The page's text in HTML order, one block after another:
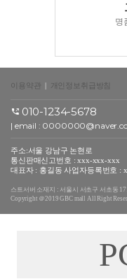
명
이용약관 | 개인정보취급방침
010-1234-5678
| email :
주소:서울 강남구 논현로
통신판매신고번호 : xxx-xxx-xxx
대표자 : 홍길동 사업자등록번호 :
스트서버 소재지 : 서울시 서초구 서초동
Copyright ＠2019 GBC mall All Right